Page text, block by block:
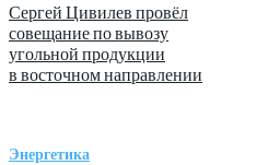
Сергей Цивилев провёл
совещание по вывозу
угольной продукции
в восточном направлении
Энергетика